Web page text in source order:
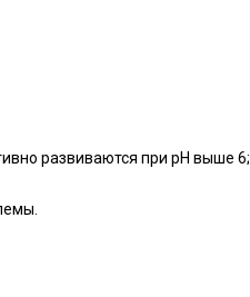
развиваются при pH выше 6;